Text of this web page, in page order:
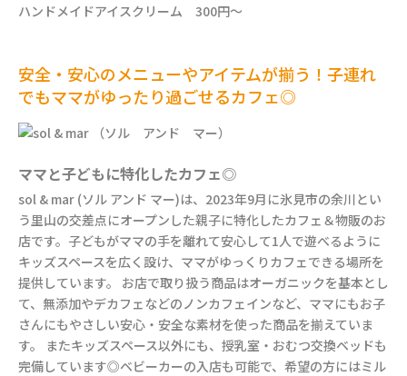
ハンドメイドアイスクリーム 300円〜
安全・安心のメニューやアイテムが揃う！子連れ
でもママがゆったり過ごせるカフェ◎
ママと子どもに特化したカフェ◎
sol & mar (ソル アンド マー)は、2023年9月に氷見市の余川とい
う里山の交差点にオープンした親子に特化したカフェ＆物販のお
店です。子どもがママの手を離れて安心して1人で遊べるように
キッズスペースを広く設け、ママがゆっくりカフェできる場所を
提供しています。 お店で取り扱う商品はオーガニックを基本とし
て、無添加やデカフェなどのノンカフェインなど、ママにもお子
さんにもやさしい安心・安全な素材を使った商品を揃えていま
す。 またキッズスペース以外にも、授乳室・おむつ交換ベッドも
完備しています◎ベビーカーの入店も可能で、希望の方にはミル